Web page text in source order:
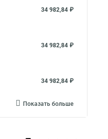
34 982,84 ₽
34 982,84 ₽
34 982,84 ₽
Показать больше